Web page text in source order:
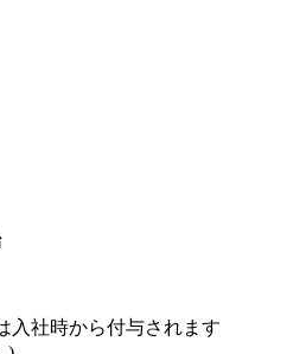
入社時から付与されます